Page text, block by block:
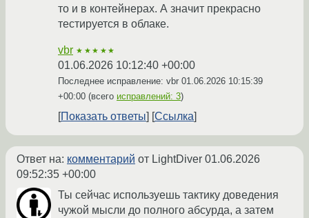
то и в контейнерах. А значит прекрасно
тестируется в облаке.
vbr ★★★★★
01.06.2026 10:12:40 +00:00
Последнее исправление: vbr 01.06.2026 10:15:39
+00:00 (всего исправлений: 3)
Показать ответы Ссылка
Ответ на: комментарий от LightDiver 01.06.2026
09:52:35 +00:00
Ты сейчас используешь тактику доведения
чужой мысли до полного абсурда, а затем